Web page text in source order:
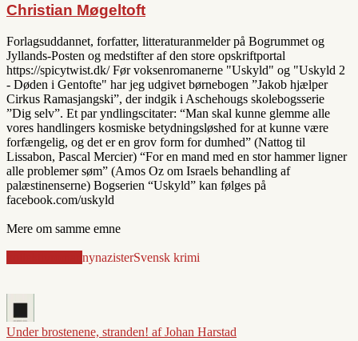
Christian Møgeltoft
Forlagsuddannet, forfatter, litteraturanmelder på Bogrummet og
Jyllands-Posten og medstifter af den store opskriftportal
https://spicytwist.dk/ Før voksenromanerne "Uskyld" og "Uskyld 2
- Døden i Gentofte" har jeg udgivet børnebogen ”Jakob hjælper
Cirkus Ramasjangski”, der indgik i Aschehougs skolebogsserie
”Dig selv”. Et par yndlingscitater: “Man skal kunne glemme alle
vores handlingers kosmiske betydningsløshed for at kunne være
forfængelig, og det er en grov form for dumhed” (Nattog til
Lissabon, Pascal Mercier) “For en mand med en stor hammer ligner
alle problemer søm” (Amos Oz om Israels behandling af
palæstinenserne) Bogserien “Uskyld” kan følges på
facebook.com/uskyld
Mere om samme emne
nynazisterSvensk krimi
Under brostenene, stranden! af Johan Harstad